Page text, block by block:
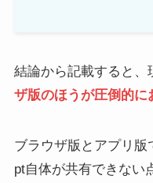
結論から記載すると、
ザ版のほうが圧倒的に
ブラウザ版とアプリ版
pt自体が共有できない